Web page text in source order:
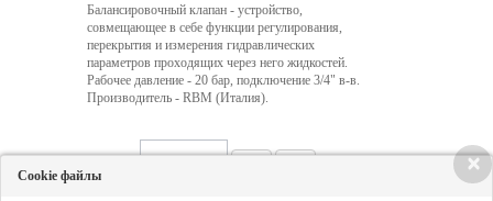
Балансировочный клапан - устройство,
совмещающее в себе функции регулирования,
перекрытия и измерения гидравлических
параметров проходящих через него жидкостей.
Рабочее давление - 20 бар, подключение 3/4" в-в.
Производитель - RBM (Италия).
×
Cookie файлы